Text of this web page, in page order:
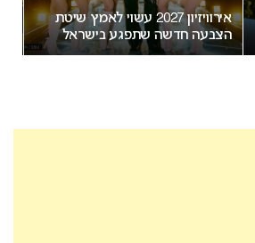
אירוויזיון 2027 עשוי לאמץ שיטת
הצבעה חדשה שתפגע בישראל